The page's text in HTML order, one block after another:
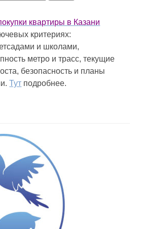
квартиры в Казани
критериях:
и школами,
метро и трасс, текущие
безопасность и планы
Тут подробнее.